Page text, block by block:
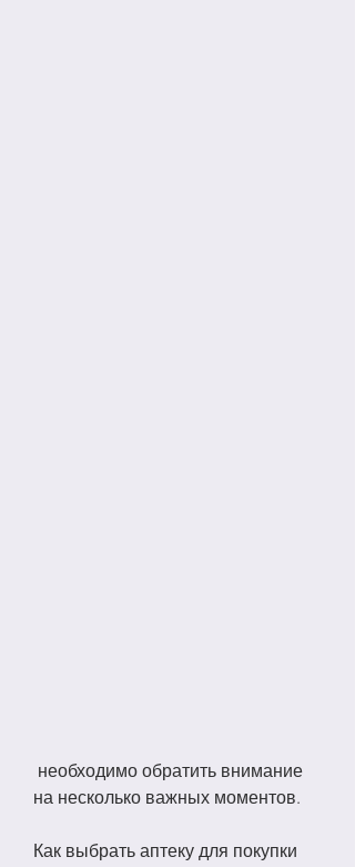
на несколько важных моментов.
Как выбрать аптеку для покупки